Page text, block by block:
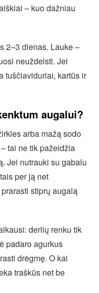
– kuo dažniau
2–3 dienas. Lauke –
neuždelsti. Jei
tuščiaviduriai, kartūs ir
augalui?
arba mažą sodo
tai ne tik pažeidžia
Jei nutrauki su gabalu
per ją net
stiprų augalą
derlių renku tik
padaro agurkus
drėgmę. O kai
traškūs net be